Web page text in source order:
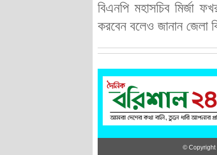
বিএনপি মহাসচিব মির্জা
করবেন বলেও জানান জেলা
© Copyright